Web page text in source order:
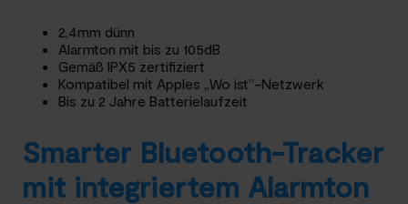
2,4mm dünn
Alarmton mit bis zu 105dB
Gemäß IPX5 zertifiziert
Kompatibel mit Apples „Wo ist”-Netzwerk
Bis zu 2 Jahre Batterielaufzeit
Smarter Bluetooth-Tracker
mit integriertem Alarmton